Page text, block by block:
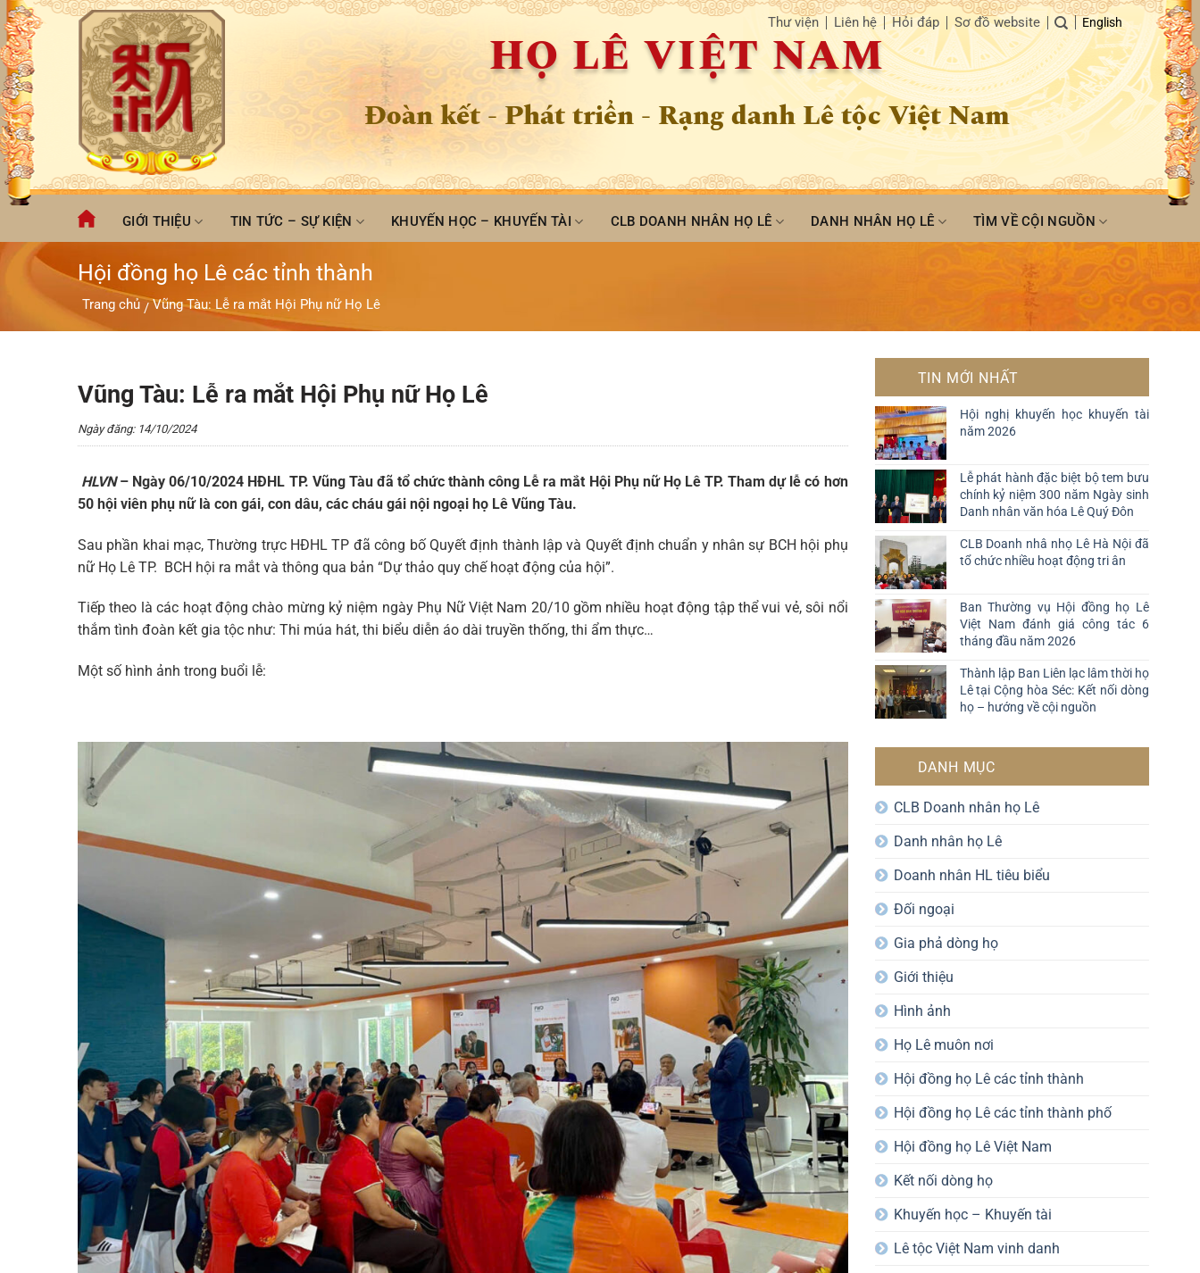
Chuyển
đến
nội
dung
Thư viện Liên hệ Hỏi đáp Sơ đồ website English
HỌ LÊ VIỆT NAM
Đoàn kết - Phát triển - Rạng danh Lê tộc Việt Nam
GIỚI THIỆU TIN TỨC – SỰ KIỆN KHUYẾN HỌC – KHUYẾN TÀI CLB DOANH NHÂN HỌ LÊ DANH NHÂN HỌ LÊ TÌM VỀ CỘI NGUỒN
Hội đồng họ Lê các tỉnh thành
Trang chủ / Vũng Tàu: Lễ ra mắt Hội Phụ nữ Họ Lê
Vũng Tàu: Lễ ra mắt Hội Phụ nữ Họ Lê
Ngày đăng: 14/10/2024
HLVN– Ngày 06/10/2024 HĐHL TP. Vũng Tàu đã tổ chức thành công Lễ ra mắt Hội Phụ nữ Họ Lê TP. Tham dự lễ có hơn
50 hội viên phụ nữ là con gái, con dâu, các cháu gái nội ngoại họ Lê Vũng Tàu.
Sau phần khai mạc, Thường trực HĐHL TP đã công bố Quyết định thành lập và Quyết định chuẩn y nhân sự BCH hội phụ
nữ Họ Lê TP. BCH hội ra mắt và thông qua bản “Dự thảo quy chế hoạt động của hội”.
Tiếp theo là các hoạt động chào mừng kỷ niệm ngày Phụ Nữ Việt Nam 20/10 gồm nhiều hoạt động tập thể vui vẻ, sôi nổi
thắm tình đoàn kết gia tộc như: Thi múa hát, thi biểu diễn áo dài truyền thống, thi ẩm thực…
Một số hình ảnh trong buổi lễ:
TIN MỚI NHẤT
Hội nghị khuyến học khuyến tài
năm 2026
Lễ phát hành đặc biệt bộ tem bưu
chính kỷ niệm 300 năm Ngày sinh
Danh nhân văn hóa Lê Quý Đôn
CLB Doanh nhâ nhọ Lê Hà Nội đã
tổ chức nhiều hoạt động tri ân
Ban Thường vụ Hội đồng họ Lê
Việt Nam đánh giá công tác 6
tháng đầu năm 2026
Thành lập Ban Liên lạc lâm thời họ
Lê tại Cộng hòa Séc: Kết nối dòng
họ – hướng về cội nguồn
DANH MỤC
CLB Doanh nhân họ Lê
Danh nhân họ Lê
Doanh nhân HL tiêu biểu
Đối ngoại
Gia phả dòng họ
Giới thiệu
Hình ảnh
Họ Lê muôn nơi
Hội đồng họ Lê các tỉnh thành
Hội đồng họ Lê các tỉnh thành phố
Hội đồng họ Lê Việt Nam
Kết nối dòng họ
Khuyến học – Khuyến tài
Lê tộc Việt Nam vinh danh